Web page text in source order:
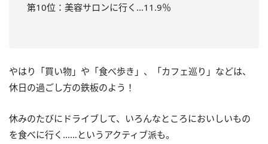
第10位：美容サロンに行く…11.9％
やはり「買い物」や「食べ歩き」、「カフェ巡り」などは、
休日の過ごし方の鉄板のよう！
休みのたびにドライブして、いろんなところにおいしいもの
を食べに行く……というアクティブ派も。